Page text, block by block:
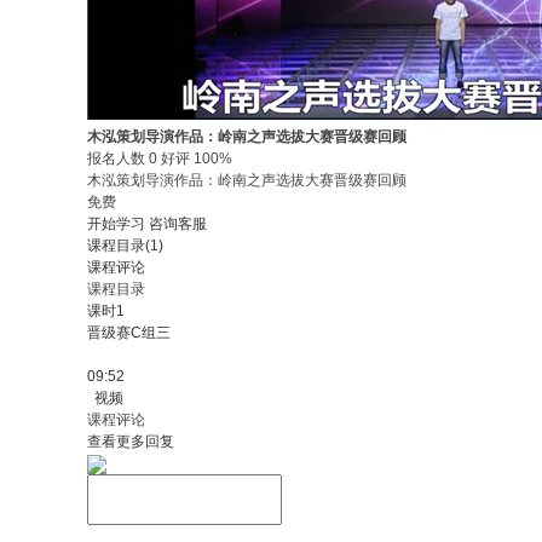
木泓策划导演作品：岭南之声选拔大赛晋级赛回顾
报名人数 0 好评 100%
木泓策划导演作品：岭南之声选拔大赛晋级赛回顾
免费
开始学习 咨询客服
课程目录(1)
课程评论
课程目录
课时1
晋级赛C组三
09:52
视频
课程评论
查看更多回复